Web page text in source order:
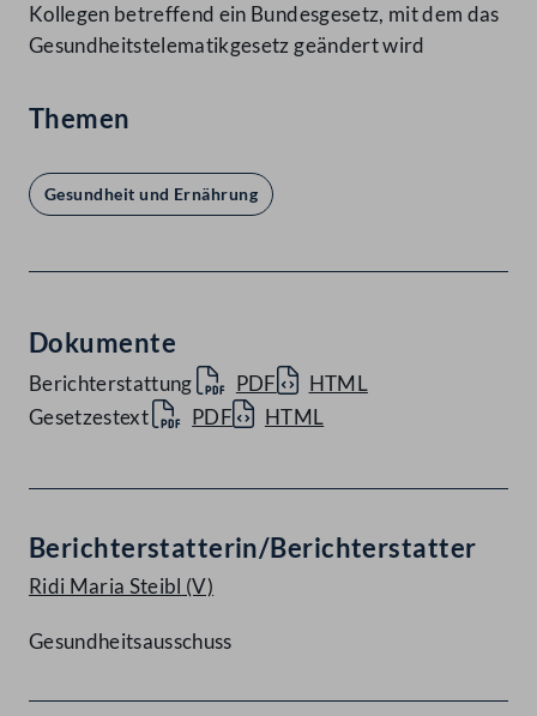
Kollegen betreffend ein Bundesgesetz, mit dem das
Gesundheitstelematikgesetz geändert wird
Themen
Gesundheit und Ernährung
Dokumente
Berichterstattung PDF
HTML
Gesetzestext
PDF HTML
Berichterstatterin/Berichterstatter
Ridi Maria Steibl (V)
Gesundheitsausschuss